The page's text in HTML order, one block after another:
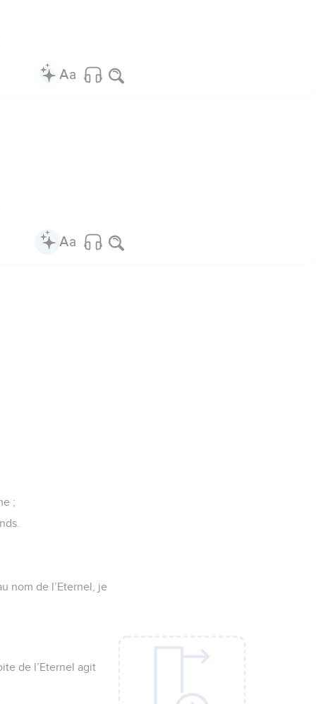
;
nom de l’Eternel, je
de l’Eternel agit